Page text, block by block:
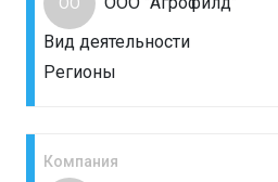
Вид деятельности
Регионы
Компания